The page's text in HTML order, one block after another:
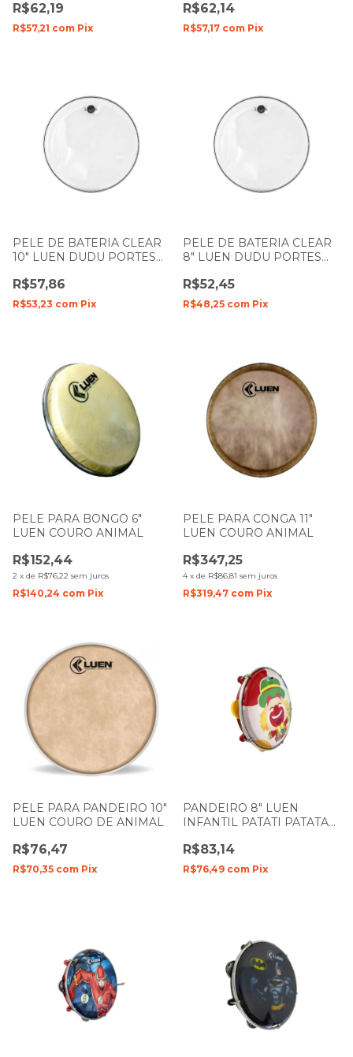
R$62,19
R$57,21 com Pix
R$62,14
R$57,17 com Pix
PELE DE BATERIA CLEAR
10" LUEN DUDU PORTES
R$57,86
R$53,23 com Pix
PELE DE BATERIA CLEAR
8" LUEN DUDU PORTES
R$52,45
R$48,25 com Pix
PELE PARA BONGO 6"
LUEN COURO ANIMAL
R$152,44
2 x de R$76,22 sem juros
R$140,24 com Pix
PELE PARA CONGA 11"
LUEN COURO ANIMAL
R$347,25
4 x de R$86,81 sem juros
R$319,47 com Pix
PELE PARA PANDEIRO 10"
LUEN COURO DE ANIMAL
R$76,47
R$70,35 com Pix
PANDEIRO 8" LUEN
INFANTIL PATATI PATATA
R$83,14
R$76,49 com Pix